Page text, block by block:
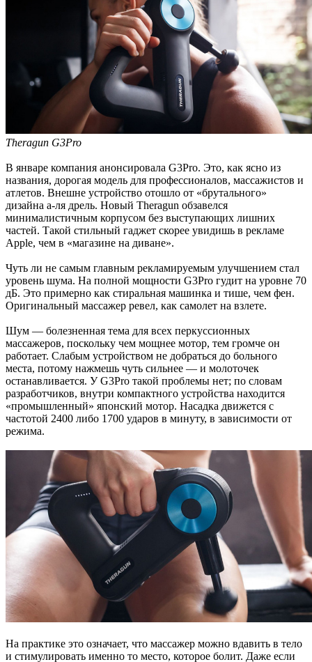
Theragun G3Pro
В январе компания анонсировала G3Pro. Это, как ясно из
названия, дорогая модель для профессионалов, массажистов и
атлетов. Внешне устройство отошло от «брутального»
дизайна а-ля дрель. Новый Theragun обзавелся
минималистичным корпусом без выступающих лишних
частей. Такой стильный гаджет скорее увидишь в рекламе
Apple, чем в «магазине на диване».
Чуть ли не самым главным рекламируемым улучшением стал
уровень шума. На полной мощности G3Pro гудит на уровне 70
дБ. Это примерно как стиральная машинка и тише, чем фен.
Оригинальный массажер ревел, как самолет на взлете.
Шум — болезненная тема для всех перкуссионных
массажеров, поскольку чем мощнее мотор, тем громче он
работает. Слабым устройством не добраться до больного
места, потому нажмешь чуть сильнее — и молоточек
останавливается. У G3Pro такой проблемы нет; по словам
разработчиков, внутри компактного устройства находится
«промышленный» японский мотор. Насадка движется с
частотой 2400 либо 1700 ударов в минуту, в зависимости от
режима.
На практике это означает, что массажер можно вдавить в тело
и стимулировать именно то место, которое болит. Даже если